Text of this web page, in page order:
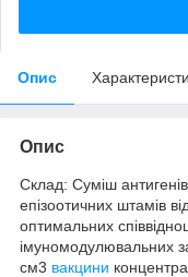
Опис
Опис
Склад: Суміш
епізоотичних штамів
оптимальних
імуномодулювальних
см3 вакцини